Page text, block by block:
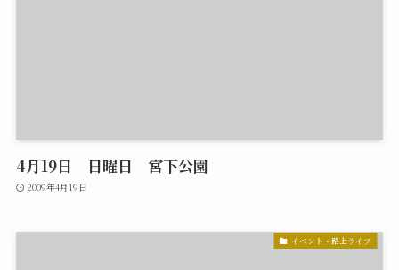
4月19日 日曜日 宮下公園
2009年4月19日
イベント・路上ライブ